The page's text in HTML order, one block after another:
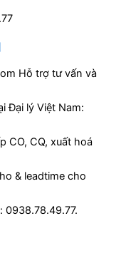
Hỗ trợ tư vấn và
Đại lý Việt Nam:
CO, CQ, xuất hoá
& leadtime cho
0938.78.49.77.